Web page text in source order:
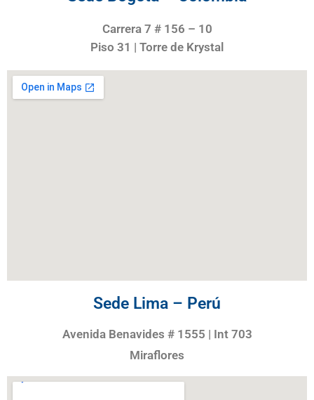
Carrera 7 # 156 – 10
Piso 31 | Torre de Krystal
Sede Lima – Perú
Avenida Benavides # 1555 | Int 703
Miraflores